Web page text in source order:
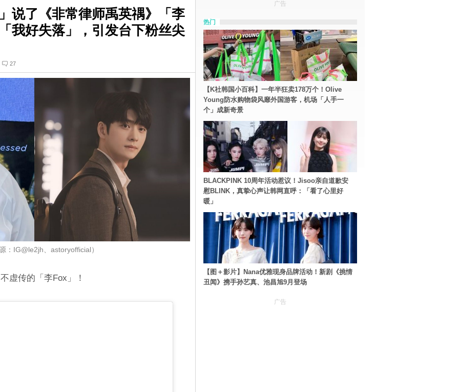
说了《非常律师禹英禑》「李
我好失落」，引发台下粉丝尖
27
：IG@le2jh、astoryofficial）
虚传的「李Fox」！
广告
热门
【K社韩国小百科】一年半狂卖178万个！Olive
Young防水购物袋风靡外国游客，机场「人手一
个」成新奇景
BLACKPINK 10周年活动惹议！Jisoo亲自道歉安
慰BLINK，真挚心声让韩网直呼：「看了心里好
暖」
【图＋影片】Nana优雅现身品牌活动！新剧《挑情
丑闻》携手孙艺真、池昌旭9月登场
广告